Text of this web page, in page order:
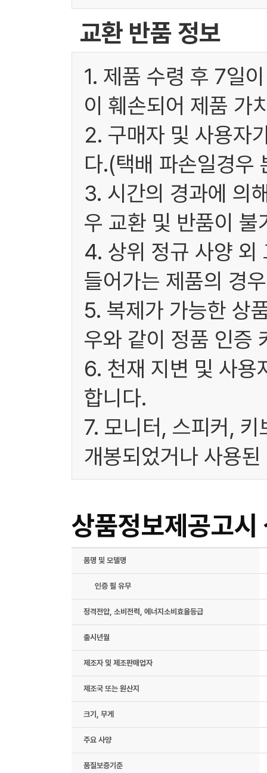
교환 반품 정보
1. 제품 수령 후 7일
이 훼손되어 제품 가
2. 구매자 및 사용자
다.(택배 파손일경우
3. 시간의 경과에 의
우 교환 및 반품이 불
4. 상위 정규 사양 외
들어가는 제품의 경
5. 복제가 가능한 상
우와 같이 정품 인증
6. 천재 지변 및 사용
합니다.
7. 모니터, 스피커,
개봉되었거나 사용
상품정보제공고시
품명 및 모델명
인증 필 유무
정격전압, 소비전력, 에너지소비효율등급
출시년월
제조자 및 제조판매업자
제조국 또는 원산지
크기, 무게
주요 사양
품질보증기준